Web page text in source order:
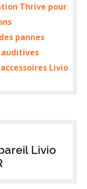
Thrive pour
pannes
auditives
Livio
Livio